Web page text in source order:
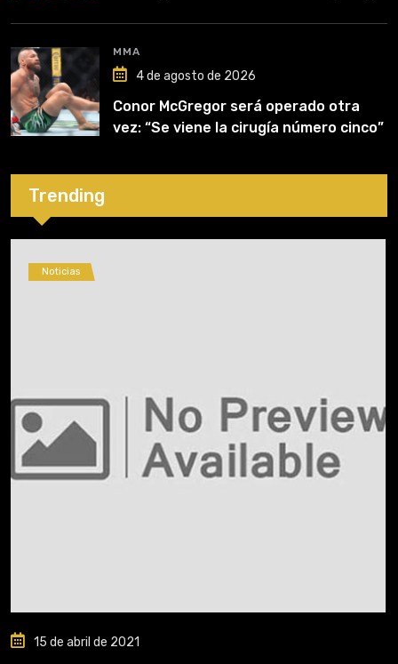
MMA
4 de agosto de 2026
Conor McGregor será operado otra
vez: “Se viene la cirugía número cinco”
Trending
Noticias
15 de abril de 2021